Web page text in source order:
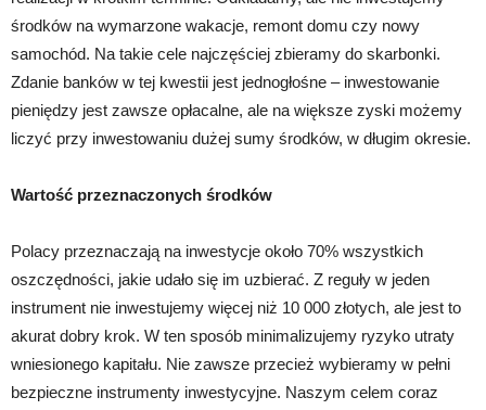
środków na wymarzone wakacje, remont domu czy nowy
samochód. Na takie cele najczęściej zbieramy do skarbonki.
Zdanie banków w tej kwestii jest jednogłośne – inwestowanie
pieniędzy jest zawsze opłacalne, ale na większe zyski możemy
liczyć przy inwestowaniu dużej sumy środków, w długim okresie.
Wartość przeznaczonych środków
Polacy przeznaczają na inwestycje około 70% wszystkich
oszczędności, jakie udało się im uzbierać. Z reguły w jeden
instrument nie inwestujemy więcej niż 10 000 złotych, ale jest to
akurat dobry krok. W ten sposób minimalizujemy ryzyko utraty
wniesionego kapitału. Nie zawsze przecież wybieramy w pełni
bezpieczne instrumenty inwestycyjne. Naszym celem coraz